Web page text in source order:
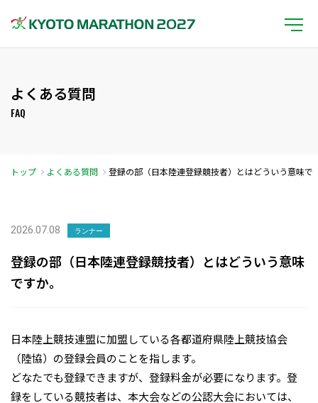
よくある質問
FAQ
トップ よくある質問
登録の部（日本陸連登録競技者）とはどういう意味で
2026.07.08 ランナー
登録の部（日本陸連登録競技者）とはどういう意味
ですか。
日本陸上競技連盟に加盟している各都道府県陸上競技協会
（陸協）の登録会員のことを指します。
どなたでも登録できますが、登録料金が必要になります。登
録をしている競技者は、本大会などの公認大会においては、